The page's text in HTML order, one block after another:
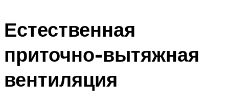
Естественная
приточно-вытяжная
вентиляция